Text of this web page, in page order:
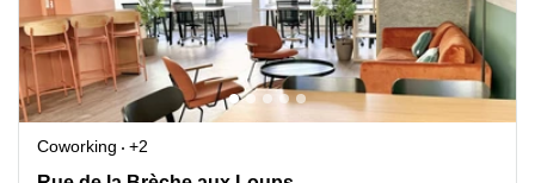
Coworking
+2